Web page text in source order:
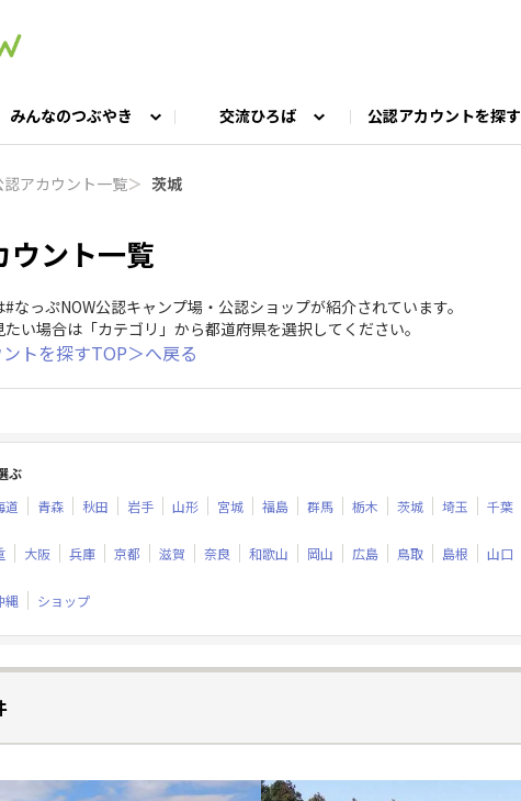
みんなのつぶやき 交流ひろば
会 キャンプ飯LABO
公認アカウントを探す
認アカウント一覧＞ 茨城
ウント一覧
なっぷNOW公認キャンプ場・公認ショップが紹介されています。
い場合は「カテゴリ」から都道府県を選択してください。
トを探すTOP＞へ戻る
ぶ
道 青森 秋田 岩手 山形 宮城 福島 群馬 栃木 茨城 埼玉 千葉
大阪 兵庫 京都 滋賀 奈良 和歌山 岡山 広島 鳥取 島根 山口
縄 ショップ